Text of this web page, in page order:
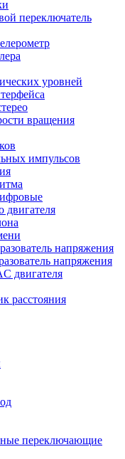
переключатель
уровней
вращения
импульсов
двигателя
напряжения
напряжения
двигателя
расстояния
переключающие